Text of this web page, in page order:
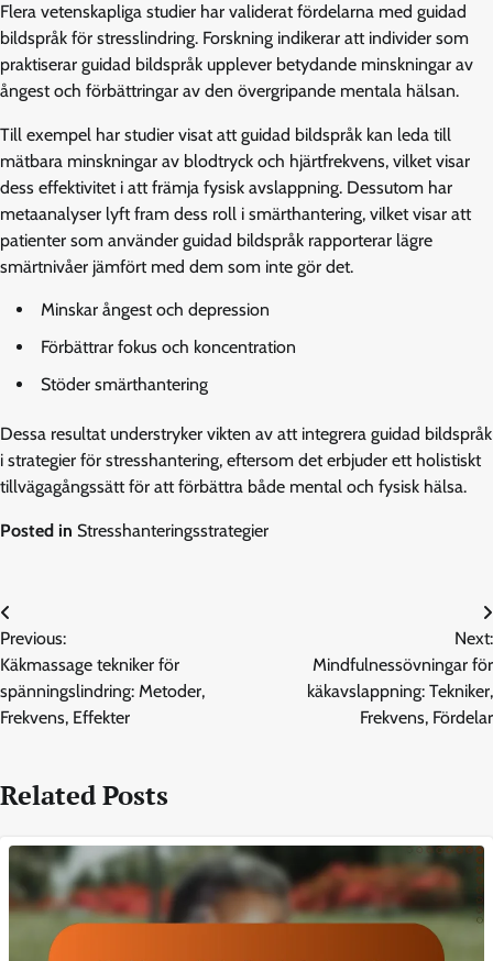
Flera vetenskapliga studier har validerat fördelarna med guidad
bildspråk för stresslindring. Forskning indikerar att individer som
praktiserar guidad bildspråk upplever betydande minskningar av
ångest och förbättringar av den övergripande mentala hälsan.
Till exempel har studier visat att guidad bildspråk kan leda till
mätbara minskningar av blodtryck och hjärtfrekvens, vilket visar
dess effektivitet i att främja fysisk avslappning. Dessutom har
metaanalyser lyft fram dess roll i smärthantering, vilket visar att
patienter som använder guidad bildspråk rapporterar lägre
smärtnivåer jämfört med dem som inte gör det.
Minskar ångest och depression
Förbättrar fokus och koncentration
Stöder smärthantering
Dessa resultat understryker vikten av att integrera guidad bildspråk
i strategier för stresshantering, eftersom det erbjuder ett holistiskt
tillvägagångssätt för att förbättra både mental och fysisk hälsa.
Posted in Stresshanteringsstrategier
Post
navigation
Previous:
Käkmassage tekniker för
spänningslindring: Metoder,
Frekvens, Effekter
Next:
Mindfulnessövningar för
käkavslappning: Tekniker,
Frekvens, Fördelar
Related Posts